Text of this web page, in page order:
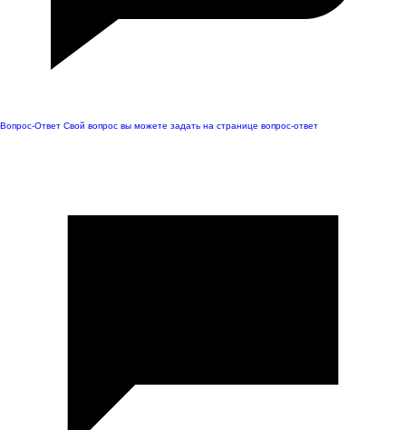
Вопрос-Ответ Свой вопрос вы можете задать на странице вопрос-ответ